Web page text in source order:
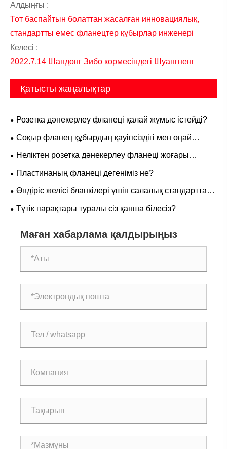
Алдыңғы :
Тот баспайтын болаттан жасалған инновациялық,
стандартты емес фланецтер құбырлар инженері
Келесі :
2022.7.14 Шандонг Зибо көрмесіндегі Шуангненг
Қатысты жаңалықтар
Розетка дәнекерлеу фланеці қалай жұмыс істейді?
Соқыр фланец құбырдың қауіпсіздігі мен оңай
техникалық қызмет көрсетуді қалай қамтамасыз ете
Неліктен розетка дәнекерлеу фланеці жоғары
қысымды құбыр жүйелері үшін маңызды?
Пластинаның фланеці дегеніміз не?
Өндіріс желісі бланкілері үшін салалық стандарттар
қандай
Түтік парақтары туралы сіз қанша білесіз?
Маған хабарлама қалдырыңыз